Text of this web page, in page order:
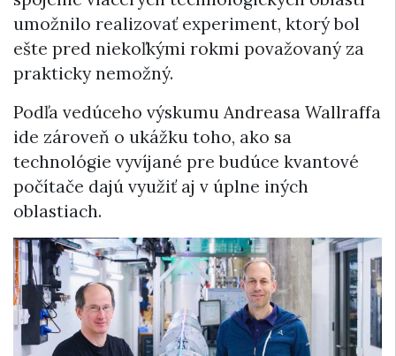
umožnilo realizovať experiment, ktorý bol
ešte pred niekoľkými rokmi považovaný za
prakticky nemožný.
Podľa vedúceho výskumu Andreasa Wallraffa
ide zároveň o ukážku toho, ako sa
technológie vyvíjané pre budúce kvantové
počítače dajú využiť aj v úplne iných
oblastiach.